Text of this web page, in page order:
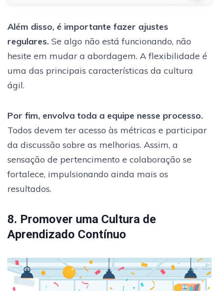
Além disso, é importante fazer ajustes
regulares. Se algo não está funcionando, não
hesite em mudar a abordagem. A flexibilidade é
uma das principais características da cultura
ágil.
Por fim, envolva toda a equipe nesse processo.
Todos devem ter acesso às métricas e participar
da discussão sobre as melhorias. Assim, a
sensação de pertencimento e colaboração se
fortalece, impulsionando ainda mais os
resultados.
8. Promover uma Cultura de
Aprendizado Contínuo